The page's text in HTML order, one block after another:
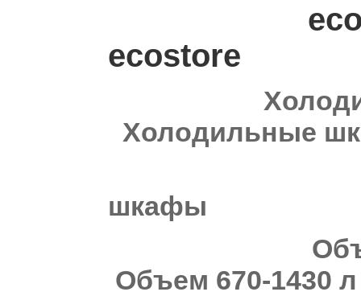
ecostore
Холодильные
шкафы
Объем
Объем 670-1430 л